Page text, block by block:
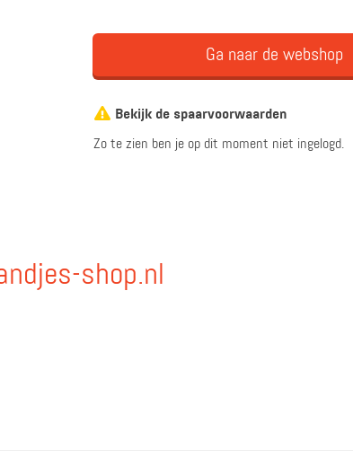
Ga naar de webshop
Bekijk de spaarvoorwaarden
Zo te zien ben je op dit moment niet ingelogd.
shop.nl